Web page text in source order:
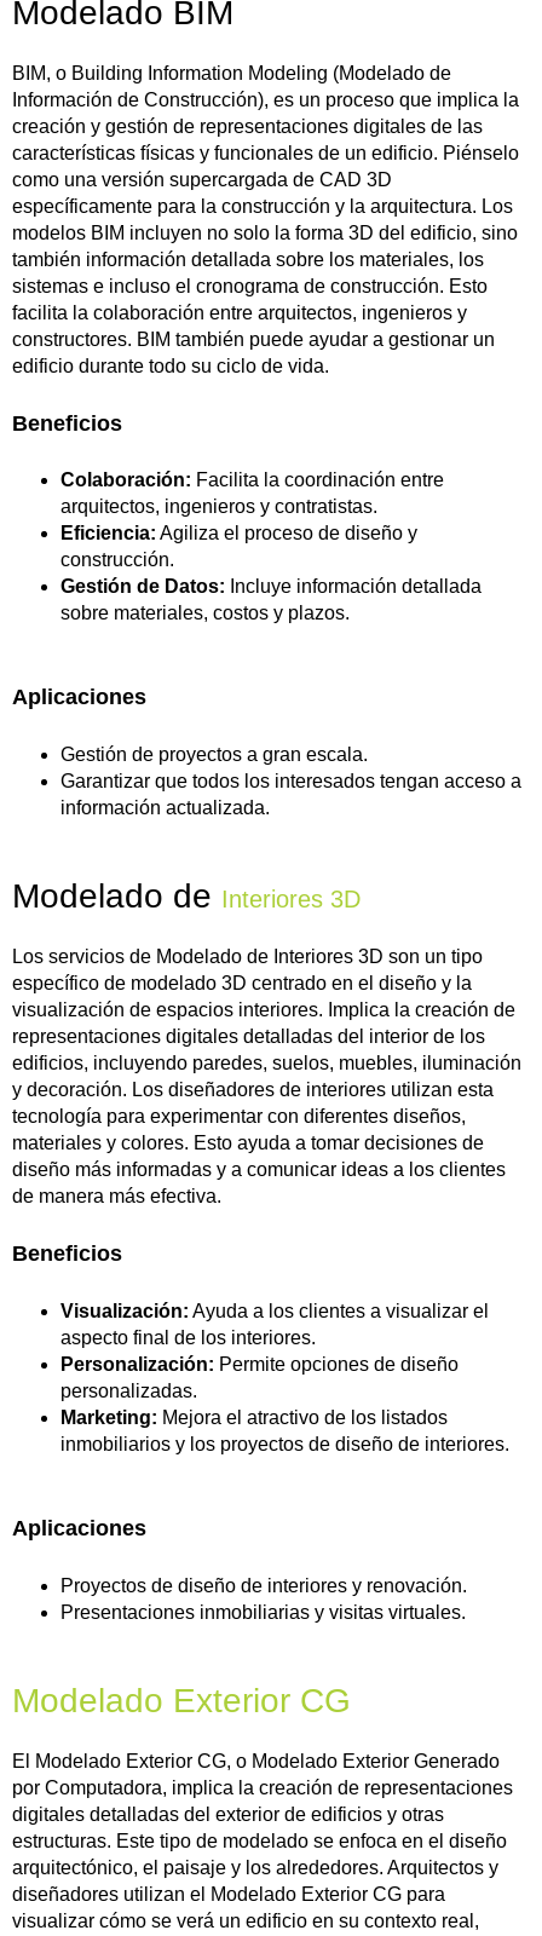
Modelado BIM
BIM, o Building Information Modeling (Modelado de
Información de Construcción), es un proceso que implica la
creación y gestión de representaciones digitales de las
características físicas y funcionales de un edificio. Piénselo
como una versión supercargada de CAD 3D
específicamente para la construcción y la arquitectura. Los
modelos BIM incluyen no solo la forma 3D del edificio, sino
también información detallada sobre los materiales, los
sistemas e incluso el cronograma de construcción. Esto
facilita la colaboración entre arquitectos, ingenieros y
constructores. BIM también puede ayudar a gestionar un
edificio durante todo su ciclo de vida.
Beneficios
Colaboración: Facilita la coordinación entre
arquitectos, ingenieros y contratistas.
Eficiencia: Agiliza el proceso de diseño y
construcción.
Gestión de Datos: Incluye información detallada
sobre materiales, costos y plazos.
Aplicaciones
Gestión de proyectos a gran escala.
Garantizar que todos los interesados tengan acceso a
información actualizada.
Modelado de Interiores 3D
Los servicios de Modelado de Interiores 3D son un tipo
específico de modelado 3D centrado en el diseño y la
visualización de espacios interiores. Implica la creación de
representaciones digitales detalladas del interior de los
edificios, incluyendo paredes, suelos, muebles, iluminación
y decoración. Los diseñadores de interiores utilizan esta
tecnología para experimentar con diferentes diseños,
materiales y colores. Esto ayuda a tomar decisiones de
diseño más informadas y a comunicar ideas a los clientes
de manera más efectiva.
Beneficios
Visualización: Ayuda a los clientes a visualizar el
aspecto final de los interiores.
Personalización: Permite opciones de diseño
personalizadas.
Marketing: Mejora el atractivo de los listados
inmobiliarios y los proyectos de diseño de interiores.
Aplicaciones
Proyectos de diseño de interiores y renovación.
Presentaciones inmobiliarias y visitas virtuales.
Modelado Exterior CG
El Modelado Exterior CG, o Modelado Exterior Generado
por Computadora, implica la creación de representaciones
digitales detalladas del exterior de edificios y otras
estructuras. Este tipo de modelado se enfoca en el diseño
arquitectónico, el paisaje y los alrededores. Arquitectos y
diseñadores utilizan el Modelado Exterior CG para
visualizar cómo se verá un edificio en su contexto real,